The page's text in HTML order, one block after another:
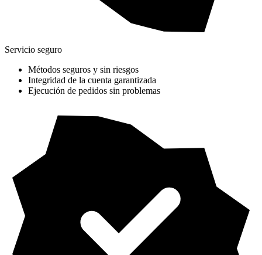
Servicio seguro
Métodos seguros y sin riesgos
Integridad de la cuenta garantizada
Ejecución de pedidos sin problemas